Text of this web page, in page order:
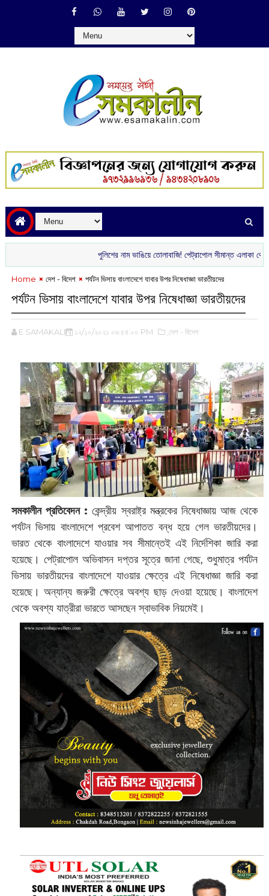
পুলিশের নাম ভাঙিয়ে তোলাবাজি! পেট্রাপোল সীমান্ত এলাকা থেকে
Home দেশ - বিদেশ পর্যটন ভিসায় বাংলাদেশে যাবার উপর নিষেধাজ্ঞা ভারতীয়দের
পর্যটন ভিসায় বাংলাদেশে যাবার উপর নিষেধাজ্ঞা ভারতীয়দের
E SAMAKALIN ১২/১০/২০২১ ০৬:৫৪:০০ PM ,দেশ - বিদেশ
সমকালীন প্রতিবেদন :‌ কেন্দ্রীয় স্বরাষ্ট্র মন্ত্রকের নিষেধাজ্ঞায় আজ থেকে
পর্যটন ভিসায় বাংলাদেশে প্রবেশ আপাতত বন্ধ হয়ে গেল ভারতীয়দের।
ভারত থেকে বাংলাদেশে যাওয়ার সব সীমান্তেই এই নির্দেশিকা জারি করা
হয়েছে। ‌পেট্রাপোল অভিবাসন দপ্তর সূত্রে জানা গেছে, শুধুমাত্র পর্যটন
ভিসায় ভারতীয়দের বাংলাদেশে যাওয়ার ক্ষেত্রে এই নিষেধাজ্ঞা জারি করা
হয়েছে। অন্যান্য জরুরী ক্ষেত্রে অবশ্য ছাড় দেওয়া হয়েছে। বাংলাদেশ
থেকে অবশ্য যাত্রীরা ভারতে আসছেন স্বাভাবিক নিয়মেই।